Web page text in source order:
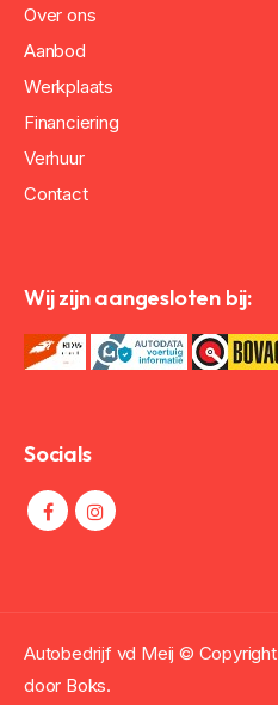
Over ons
Aanbod
Werkplaats
Financiering
Verhuur
Contact
Wij zijn aangesloten bij:
Socials
Autobedrijf vd Meij © Copyright
door Boks.